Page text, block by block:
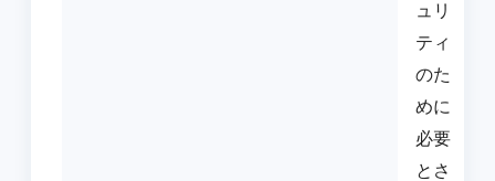
ュリ
ティ
のた
めに
必要
とさ